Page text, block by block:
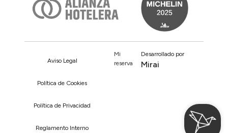
Aviso Legal
Política de Cookies
Política de Privacidad
Reglamento Interno
Mi
reserva
Desarrollado por
Mirai